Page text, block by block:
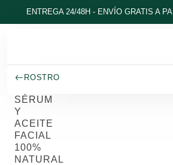
Ir al contenido principal
ENTREGA 24/48H - ENVÍO GRATIS A
ROSTRO
SÉRUM
Y
ACEITE
FACIAL
100%
NATURAL